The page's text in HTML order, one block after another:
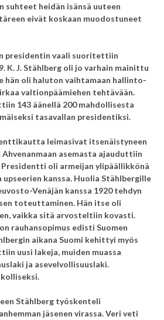
suhteet heidän isänsä uuteen
eivät koskaan muodostuneet
presidentin vaali suoritettiin
K. J. Stählberg oli jo varhain mainittu
hän oli haluton vaihtamaan hallinto-
valtionpäämiehen tehtävään.
143 äänellä 200 mahdollisesta
tasavallan presidentiksi.
leimasivat itsenäistyneen
asemasta ajauduttiin
oli armeijan ylipäällikkönä
kanssa. Huolia Stählbergille
Venäjän kanssa 1920 tehdyn
toteuttaminen. Hän itse oli
vaikka sitä arvosteltiin kovasti.
rauhansopimus edisti Suomen
aikana Suomi kehittyi myös
uusi lakeja, muiden muassa
ja asevelvollisuuslaki.
Stählberg työskenteli
jäsenen virassa. Veri veti